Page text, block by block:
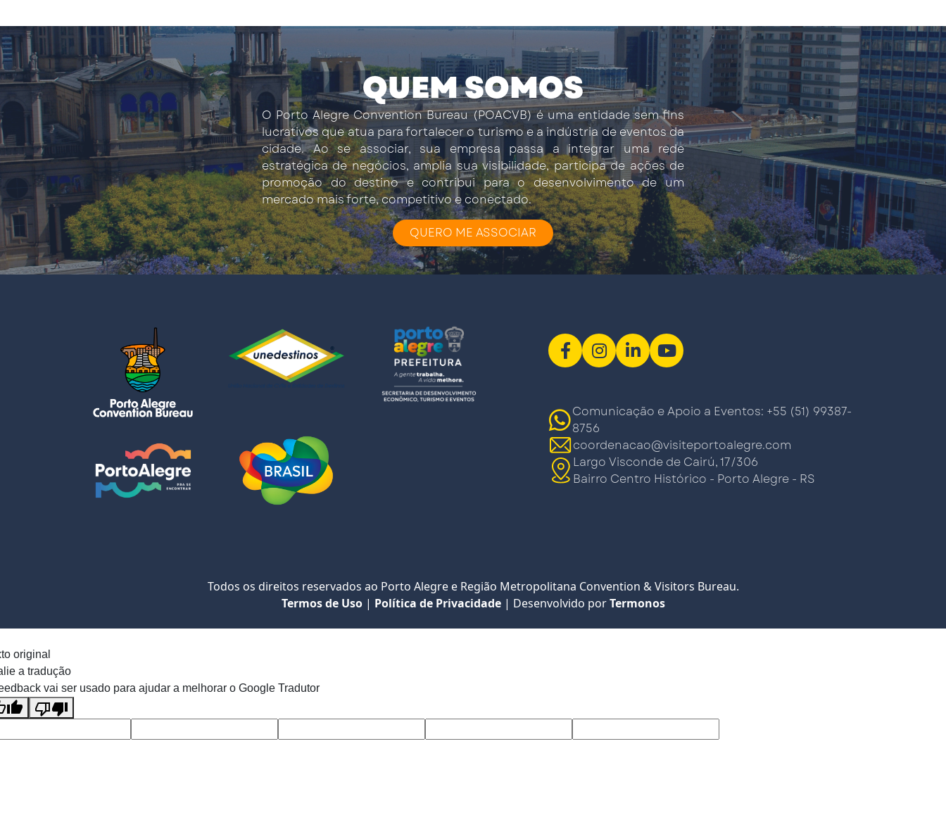
QUEM SOMOS
O Porto Alegre Convention Bureau (POACVB) é uma entidade sem fins
lucrativos que atua para fortalecer o turismo e a indústria de eventos da
cidade. Ao se associar, sua empresa passa a integrar uma rede
estratégica de negócios, amplia sua visibilidade, participa de ações de
promoção do destino e contribui para o desenvolvimento de um
mercado mais forte, competitivo e conectado.
QUERO ME ASSOCIAR
Comunicação e Apoio a Eventos: +55 (51) 99387-
8756
coordenacao@visiteportoalegre.com
Largo Visconde de Cairú, 17/306
Bairro Centro Histórico - Porto Alegre - RS
Todos os direitos reservados ao Porto Alegre e Região Metropolitana Convention & Visitors Bureau.
Termos de Uso| Política de Privacidade| Desenvolvido porTermonos
original
a tradução
vai ser usado para ajudar a melhorar o Google Tradutor